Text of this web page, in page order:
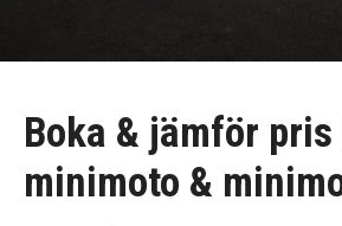
Boka & jämför pris
minimoto &